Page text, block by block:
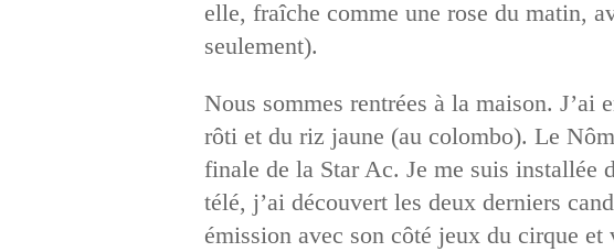
elle, fraîche comme une rose du matin,
seulement).
Nous sommes rentrées à la maison.
rôti et du riz jaune (au colombo). Le
finale de la Star Ac. Je me suis installée
télé, j’ai découvert les deux derniers
émission avec son côté jeux du cirque